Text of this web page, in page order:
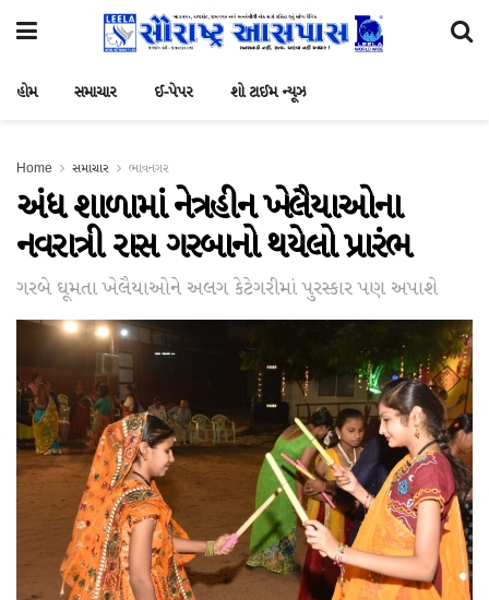
હોમ સમાચાર ઈ-પેપર શો ટાઈમ ન્યૂઝ
Home સમાચાર ભાવનગર
અંધ શાળામાં નેત્રહીન ખેલૈયાઓના
નવરાત્રી રાસ ગરબાનો થયેલો પ્રારંભ
ગરબે ઘૂમતા ખેલૈયાઓને અલગ કેટેગરીમાં પુરસ્કાર પણ અપાશે